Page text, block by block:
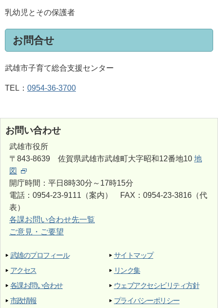
乳幼児とその保護者
お問合せ
武雄市子育て総合支援センター
TEL： 0954-36-3700
お問い合わせ
武雄市役所
〒843-8639 佐賀県武雄市武雄町大字昭和12番地10 地
図
開庁時間：平日8時30分～17時15分
電話：0954-23-9111（案内） FAX：0954-23-3816（代
表）
各課お問い合わせ先一覧
ご意見・ご要望
武雄のプロフィール
アクセス
各課お問い合わせ
市政情報
サイトマップ
リンク集
ウェブアクセシビリティ方針
プライバシーポリシー